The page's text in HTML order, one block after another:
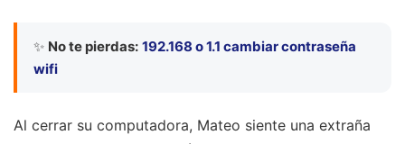
✨ No te pierdas: 192.168 o 1.1 cambiar contraseña
wifi
Al cerrar su computadora, Mateo siente una extraña